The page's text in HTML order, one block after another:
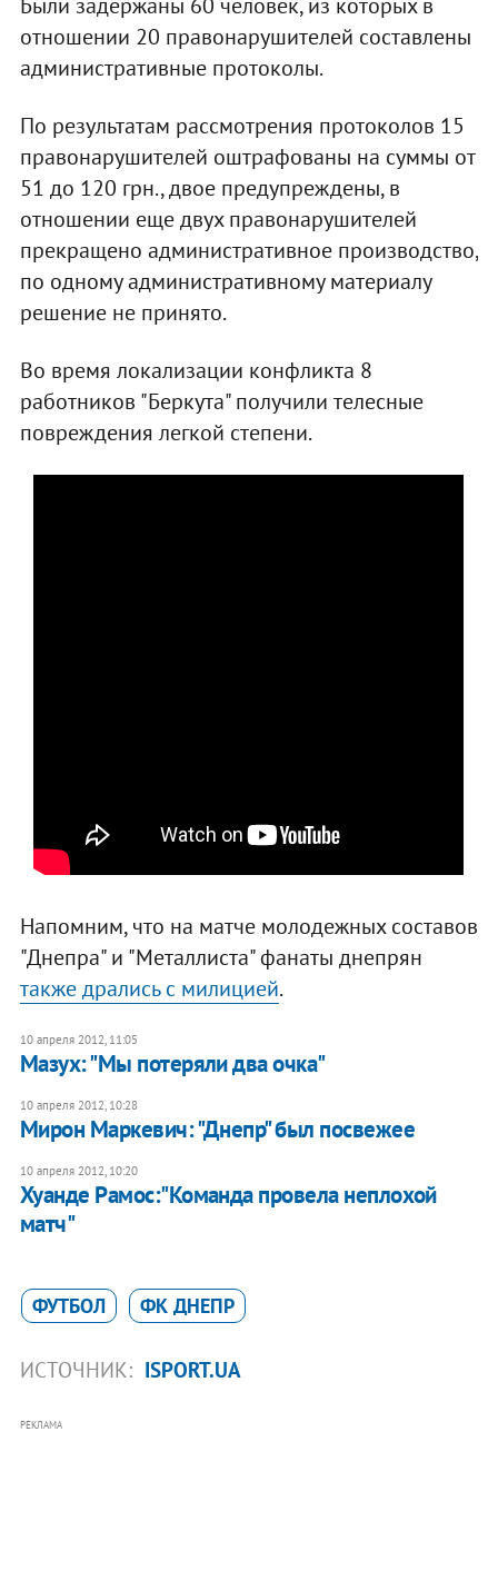
Были задержаны 60 человек, из которых в
отношении 20 правонарушителей составлены
административные протоколы.
По результатам рассмотрения протоколов 15
правонарушителей оштрафованы на суммы от
51 до 120 грн., двое предупреждены, в
отношении еще двух правонарушителей
прекращено административное производство,
по одному административному материалу
решение не принято.
Во время локализации конфликта 8
работников "Беркута" получили телесные
повреждения легкой степени.
Напомним, что на матче молодежных составов
"Днепра" и "Металлиста" фанаты днепрян
также дрались с милицией.
10 апреля 2012, 11:05
Мазух: "Мы потеряли два очка"
10 апреля 2012, 10:28
Мирон Маркевич: "Днепр" был посвежее
10 апреля 2012, 10:20
​Хуанде Рамос:"Команда провела неплохой
матч"
ФУТБОЛ ФК ДНЕПР
ИСТОЧНИК: ISPORT.UA
РЕКЛАМА